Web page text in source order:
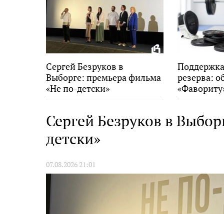
Сергей Безруков в
Выборге: премьера фильма
«Не по-детски»
резерва:
Сергей Безруков в
детски»
07.08.2026 21:01